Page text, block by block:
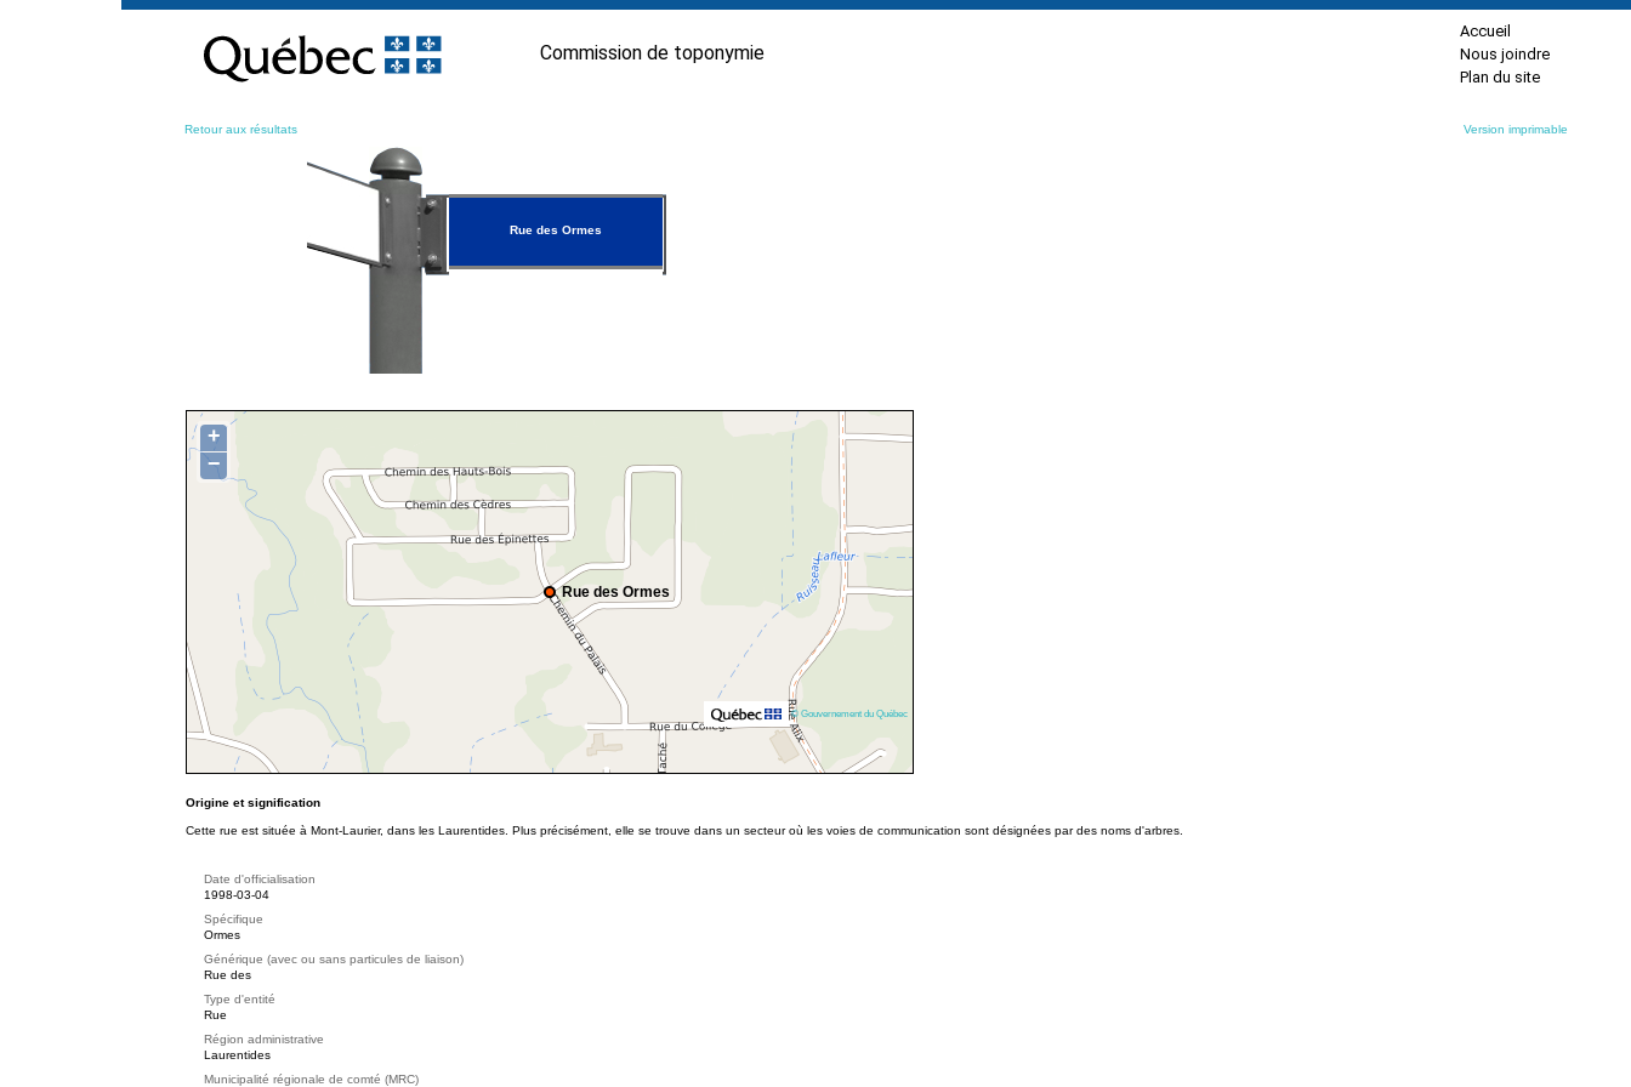
contenu
Commission de toponymie
Accueil
Nous joindre
Plan du site
Retour aux résultats Version imprimable
Rue des Ormes
Rue des Ormes
+
−
© Gouvernement du Québec
Origine et signification
Cette rue est située à Mont-Laurier, dans les Laurentides. Plus précisément, elle se trouve dans un secteur où les voies de communication sont désignées par des noms d'arbres.
Date d'officialisation
1998-03-04
Spécifique
Ormes
Générique (avec ou sans particules de liaison)
Rue des
Type d'entité
Rue
Région administrative
Laurentides
Municipalité régionale de comté (MRC)